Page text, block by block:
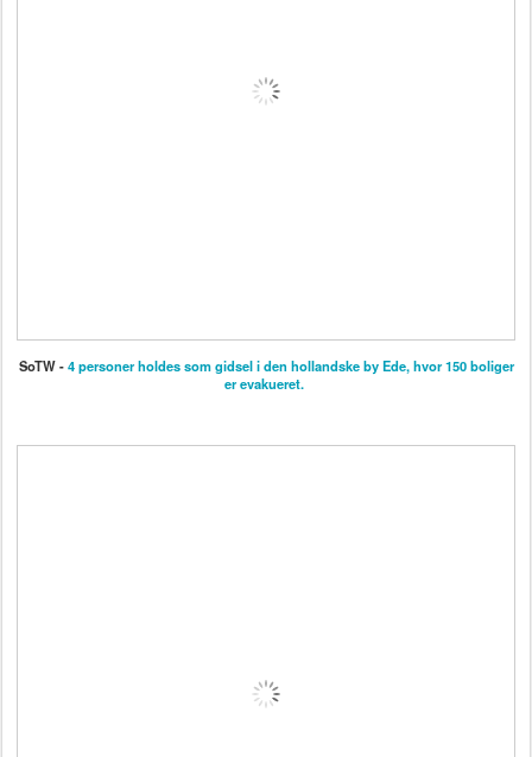
SoTW -4 personer holdes som gidsel i den hollandske by Ede, hvor 150 boliger
er evakueret.